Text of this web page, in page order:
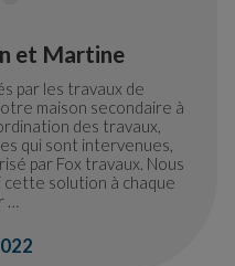
et Martine
par les travaux de
maison secondaire à
des travaux,
qui sont intervenues,
par Fox travaux. Nous
cette solution à chaque